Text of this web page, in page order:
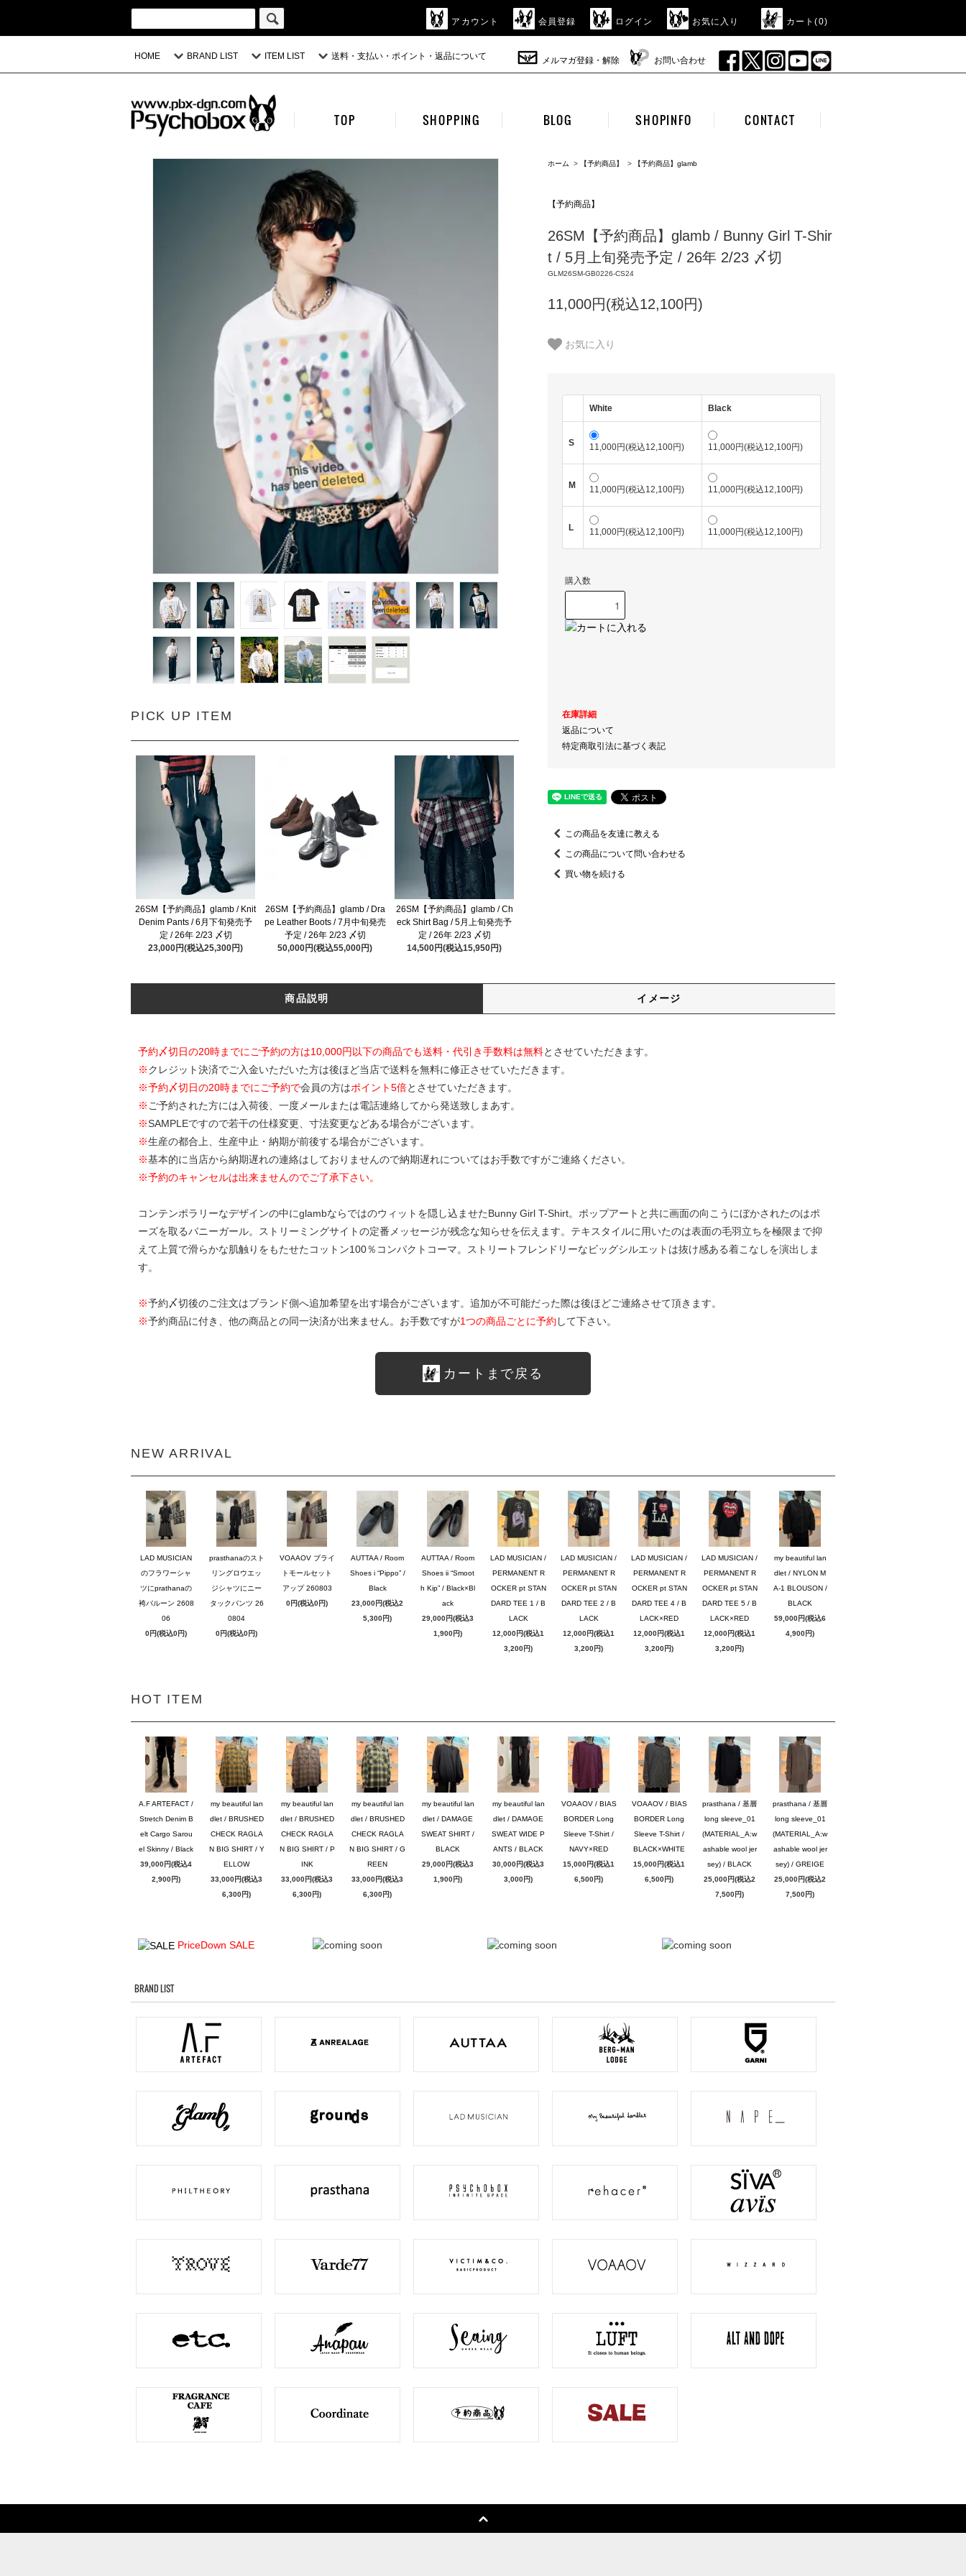
アカウント 会員登録 ログイン お気に入り カート(0)
HOME BRAND LIST ITEM LIST 送料・支払い・ポイント・返品について メルマガ登録・解除 お問い合わせ
TOP SHOPPING BLOG SHOPINFO CONTACT
PICK UP ITEM
26SM【予約商品】glamb / Knit
Denim Pants / 6月下旬発売予
定 / 26年 2/23 〆切
23,000円(税込25,300円)
26SM【予約商品】glamb / Dra
pe Leather Boots / 7月中旬発売
予定 / 26年 2/23 〆切
50,000円(税込55,000円)
26SM【予約商品】glamb / Ch
eck Shirt Bag / 5月上旬発売予
定 / 26年 2/23 〆切
14,500円(税込15,950円)
ホーム > 【予約商品】 > 【予約商品】glamb
【予約商品】
26SM【予約商品】glamb / Bunny Girl T-Shir
t / 5月上旬発売予定 / 26年 2/23 〆切
GLM26SM-GB0226-CS24
11,000円(税込12,100円)
お気に入り
White Black
S 11,000円(税込12,100円) 11,000円(税込12,100円)
M 11,000円(税込12,100円) 11,000円(税込12,100円)
L 11,000円(税込12,100円) 11,000円(税込12,100円)
購入数
在庫詳細
返品について
特定商取引法に基づく表記
この商品を友達に教える
この商品について問い合わせる
買い物を続ける
商品説明 イメージ
予約〆切日の20時までにご予約の方は10,000円以下の商品でも送料・代引き手数料は無料とさせていただきます。
※クレジット決済でご入金いただいた方は後ほど当店で送料を無料に修正させていただきます。
※予約〆切日の20時までにご予約で会員の方はポイント5倍とさせていただきます。
※ ご予約された方には入荷後、一度メールまたは電話連絡してから発送致しまあす。
※SAMPLEですので若干の仕様変更、寸法変更などある場合がございます。
※生産の都合上、生産中止・納期が前後する場合がございます。
※基本的に当店から納期遅れの連絡はしておりませんので納期遅れについてはお手数ですがご連絡ください。
※予約のキャンセルは出来ませんのでご了承下さい。
コンテンポラリーなデザインの中にglambならではのウィットを隠し込ませたBunny Girl T-Shirt。ポップアートと共に画面の向こうにぼかされたのはポ
ーズを取るバニーガール。ストリーミングサイトの定番メッセージが残念な知らせを伝えます。テキスタイルに用いたのは表面の毛羽立ちを極限まで抑
えて上質で滑らかな肌触りをもたせたコットン100％コンパクトコーマ。ストリートフレンドリーなビッグシルエットは抜け感ある着こなしを演出しま
す。
※予約〆切後のご注文はブランド側へ追加希望を出す場合がございます。追加が不可能だった際は後ほどご連絡させて頂きます。
※予約商品に付き、他の商品との同一決済が出来ません。お手数ですが1つの商品ごとに予約 して下さい。
カートまで戻る
NEW ARRIVAL
LAD MUSICIAN
のフラワーシャ
ツにprathanaの
袴バルーン 2608
06
0円(税込0円)
prasthanaのスト
リングロウエッ
ジシャツにニー
タックパンツ 26
0804
0円(税込0円)
VOAAOV ブライ
トモールセット
アップ 260803
0円(税込0円)
AUTTAA / Room
Shoes i “Pippo” /
Black
23,000円(税込2
5,300円)
AUTTAA / Room
Shoes ii “Smoot
h Kip” / Black×Bl
ack
29,000円(税込3
1,900円)
LAD MUSICIAN /
PERMANENT R
OCKER pt STAN
DARD TEE 1 / B
LACK
12,000円(税込1
3,200円)
LAD MUSICIAN /
PERMANENT R
OCKER pt STAN
DARD TEE 2 / B
LACK
12,000円(税込1
3,200円)
LAD MUSICIAN /
PERMANENT R
OCKER pt STAN
DARD TEE 4 / B
LACK×RED
12,000円(税込1
3,200円)
LAD MUSICIAN /
PERMANENT R
OCKER pt STAN
DARD TEE 5 / B
LACK×RED
12,000円(税込1
3,200円)
my beautiful lan
dlet / NYLON M
A-1 BLOUSON /
BLACK
59,000円(税込6
4,900円)
HOT ITEM
A.F ARTEFACT /
Stretch Denim B
elt Cargo Sarou
el Skinny / Black
39,000円(税込4
2,900円)
my beautiful lan
dlet / BRUSHED
CHECK RAGLA
N BIG SHIRT / Y
ELLOW
33,000円(税込3
6,300円)
my beautiful lan
dlet / BRUSHED
CHECK RAGLA
N BIG SHIRT / P
INK
33,000円(税込3
6,300円)
my beautiful lan
dlet / BRUSHED
CHECK RAGLA
N BIG SHIRT / G
REEN
33,000円(税込3
6,300円)
my beautiful lan
dlet / DAMAGE
SWEAT SHIRT /
BLACK
29,000円(税込3
1,900円)
my beautiful lan
dlet / DAMAGE
SWEAT WIDE P
ANTS / BLACK
30,000円(税込3
3,000円)
VOAAOV / BIAS
BORDER Long
Sleeve T-Shirt /
NAVY×RED
15,000円(税込1
6,500円)
VOAAOV / BIAS
BORDER Long
Sleeve T-Shirt /
BLACK×WHITE
15,000円(税込1
6,500円)
prasthana / 基層
long sleeve_01
(MATERIAL_A:w
ashable wool jer
sey) / BLACK
25,000円(税込2
7,500円)
prasthana / 基層
long sleeve_01
(MATERIAL_A:w
ashable wool jer
sey) / GREIGE
25,000円(税込2
7,500円)
PriceDown SALE
BRAND LIST